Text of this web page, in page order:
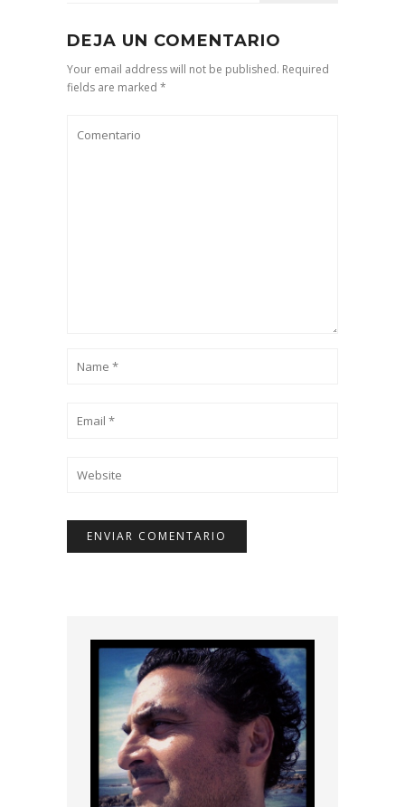
DEJA UN COMENTARIO
Your email address will not be published. Required
fields are marked *